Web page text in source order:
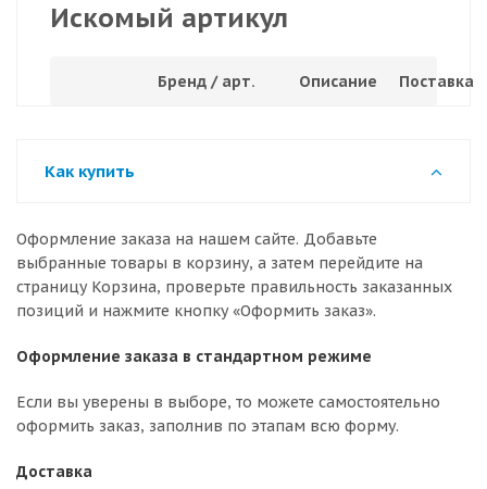
Искомый артикул
Бренд / арт. Описание Поставка
Как купить
Оформление заказа на нашем сайте. Добавьте
выбранные товары в корзину, а затем перейдите на
страницу Корзина, проверьте правильность заказанных
позиций и нажмите кнопку «Оформить заказ».
Оформление заказа в стандартном режиме
Если вы уверены в выборе, то можете самостоятельно
оформить заказ, заполнив по этапам всю форму.
Доставка